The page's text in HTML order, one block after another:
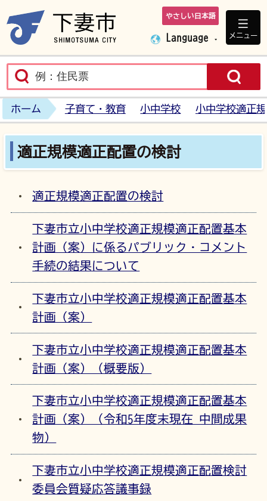
下妻市ホームペ
やさしい日本語
Language メニュー
ホーム 子育て・教育 小中学校 小中学校適正
適正規模適正配置の検討
適正規模適正配置の検討
下妻市立小中学校適正規模適正配置基本
計画（案）に係るパブリック・コメント
手続の結果について
下妻市立小中学校適正規模適正配置基本
計画（案）
下妻市立小中学校適正規模適正配置基本
計画（案）（概要版）
下妻市立小中学校適正規模適正配置基本
計画（案）（令和5年度末現在 中間成果
物）
下妻市立小中学校適正規模適正配置検討
委員会質疑応答議事録